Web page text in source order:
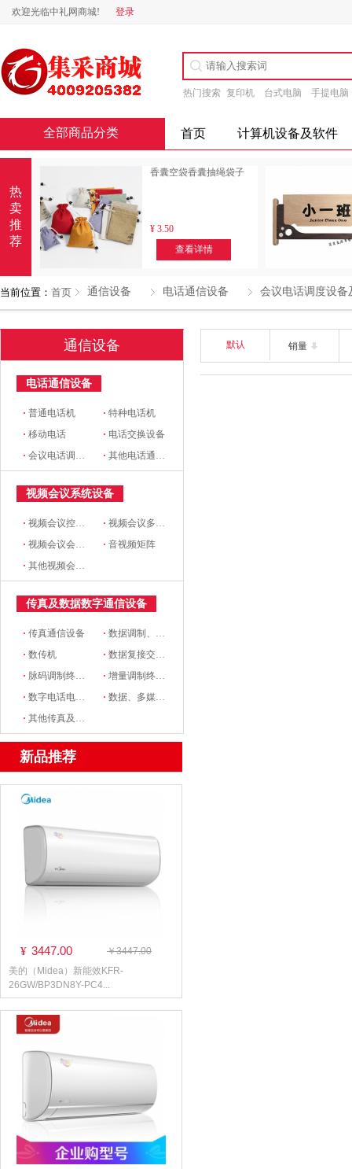
欢迎光临中礼网商城! 登录
热门搜索 复印机 台式电脑 手提电脑
全部商品分类 首页 计算机设备及软件
热
卖
推
荐
香囊空袋香囊抽绳袋子
¥ 3.50
查看详情
当前位置： 首页 通信设备 电话通信设备 会议电话调度设备
通信设备
电话通信设备
·普通电话机 ·特种电话机
·移动电话 · 电话交换设备
·会议电话调度设备及市话 中继设备 ·其他电话通信设备
视频会议系统设备
·视频会议控制台 ·视频会议多点控制器
·视频会议会议室终端 ·音视频矩阵
·其他视频会议系统设备
传真及数据数字通信设备
·传真通信设备 ·数据调制、解调设备
·数传机 ·数据复接交换设备
· 脉码调制终端设备 ·增量调制终端设备
·数字电话电报终端机 ·数据、多媒体通信终端设备
·其他传真及数据、数字通信设备
新品推荐
¥ 3447.00
￥3447.00
美的（Midea）新能效KFR-
26GW/BP3DN8Y-PC4...
默认 销量